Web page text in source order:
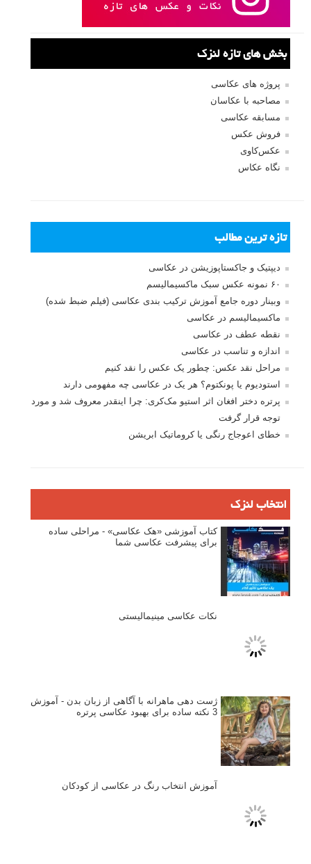
بخش های تازه لنزک
پروژه های عکاسی
مصاحبه با عکاسان
مسابقه عکاسی
فروش عکس
عکس‌کاوی
نگاه عکاس
تازه ترین مطالب
دیپتیک و جاکستا‌پوزیشن در عکاسی
۶۰ نمونه عکس سبک ماکسیمالیسم
وبینار دوره جامع آموزش ترکیب بندی عکاسی (فیلم ضبط شده)
ماکسیمالیسم در عکاسی
نقطه عطف در عکاسی
اندازه و تناسب در عکاسی
مراحل نقد عکس: چطور یک عکس را نقد کنیم
استودیوم یا پونکتوم؟ هر یک در عکاسی چه مفهومی دارند
پرتره دختر افغان اثر استیو مک‌کری: چرا اینقدر معروف شد و مورد
توجه قرار گرفت
خطای اعوجاج رنگی یا کروماتیک ابریشن
انتخاب لنزک
کتاب آموزشی «هک عکاسی» - مراحلی ساده
برای پیشرفت عکاسی شما
نکات عکاسی مینیمالیستی
ژست دهی ماهرانه با آگاهی از زبان بدن - آموزش
3 نکته ساده برای بهبود عکاسی پرتره
آموزش انتخاب رنگ در عکاسی از کودکان